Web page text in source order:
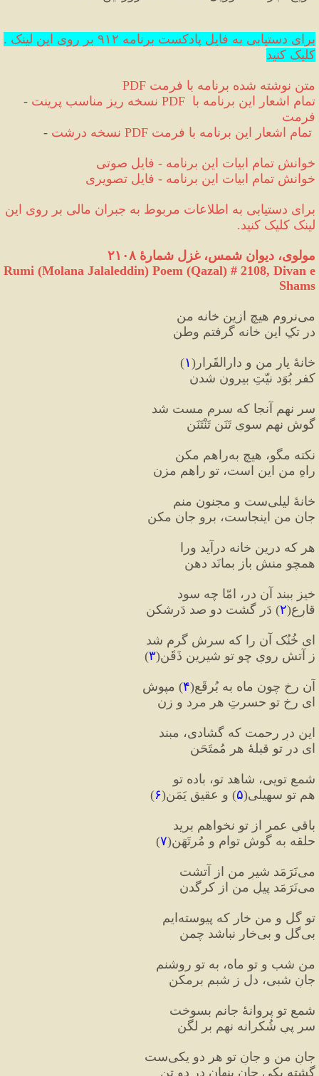
.برای دستیابی به فایل پادکست برنامه ۹۱۲ بر روی این لینک
کلیک کنید
PDF متن نوشته شده برنامه با فرمت
-
نسخه ریز PDF
فرمت
-
نسخه PDF تمام اشعار این برنامه با فرمت
خوانش تمام ابیات این برنامه - فایل صوتی
خوانش تمام ابیات این برنامه - فایل تصویری
لینک کلیک کنید.
مولوی، دیوان شمس، غزل شمارهٔ ۲۱۰۸
Rumi (Molana Jalaleddin) Poem (Qazal) # 2108, Divan e
Shams
می‌نروم هیچ ازین خانه من
در تکِ این خانه گرفتم وطن
خانهٔ یارِ من و دارالقَرار (۱)
کفر بُوَد نیّتِ بیرون شدن
سر نهم آنجا که سرم مست شد
گوش نهم سویِ تَنَن تَنْتَنَن
نکته مگو، هیچ به‌‌راهم مکن
راهِ من این است، تو راهم مزن
خانهٔ لیلی‌ست و مجنون منم
جان من اینجاست، برو جان مکن
هر که درین خانه درآید ورا
همچو منش باز بمانَد دهن
خیز ببند آن در، امّا چه سود
قارِعِ(۲) دَر گشت دو صد دَرشکن
ای خُنُک آن را که سرش گرم شد
ز آتشِ رویِ چو تو شیرین ذَقَن(۳)
آن رخِ چون ماه به بُرقَع(۴) مپوش
ای رخِ تو حسرتِ هر مرد و زن
این درِ رحمت که گشادی، مبند
ای درِ تو قبلهٔ هر مُمتَحَن
شمع تویی، شاهد تو، باده تو
هم تو سهیلی(۵) و عقیقِ یَمَن(۶)
باقیِ عمر از تو نخواهم برید
حلقه به گوشِ توام و مُرتَهَن(۷)
می‌نَرَمَد شیرِ من از آتشت
می‌نَرَمَد پیلِ من از کرگدن
تو گل و من خار که پیوسته‌ایم
بی‌گل و بی‌خار نباشد چمن
من شب و تو ماه، به تو روشنم
جانِ شبی، دل ز شبم برمکن
شمع تو پروانهٔ جانم بسوخت
سر پیِ شُکرانه نهم بر لگن
جانِ من و جانِ تو هر دو یکی‌ست
گشته یکی جان پنهان در دو تن